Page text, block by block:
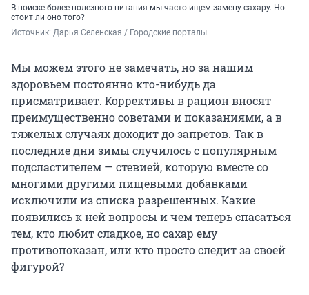
В поиске более полезного питания мы часто ищем замену сахару. Но
стоит ли оно того?
Источник: Дарья Селенская / Городские порталы
Мы можем этого не замечать, но за нашим
здоровьем постоянно кто-нибудь да
присматривает. Коррективы в рацион вносят
преимущественно советами и показаниями, а в
тяжелых случаях доходит до запретов. Так в
последние дни зимы случилось с популярным
подсластителем — стевией, которую вместе со
многими другими пищевыми добавками
исключили из списка разрешенных. Какие
появились к ней вопросы и чем теперь спасаться
тем, кто любит сладкое, но сахар ему
противопоказан, или кто просто следит за своей
фигурой?